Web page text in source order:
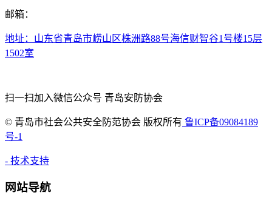
邮箱：
地址：山东省青岛市崂山区株洲路88号海信财智谷1号楼15层
1502室
扫一扫加入微信公众号 青岛安防协会
© 青岛市社会公共安全防范协会 版权所有 鲁ICP备09084189
号-1
- 技术支持
网站导航